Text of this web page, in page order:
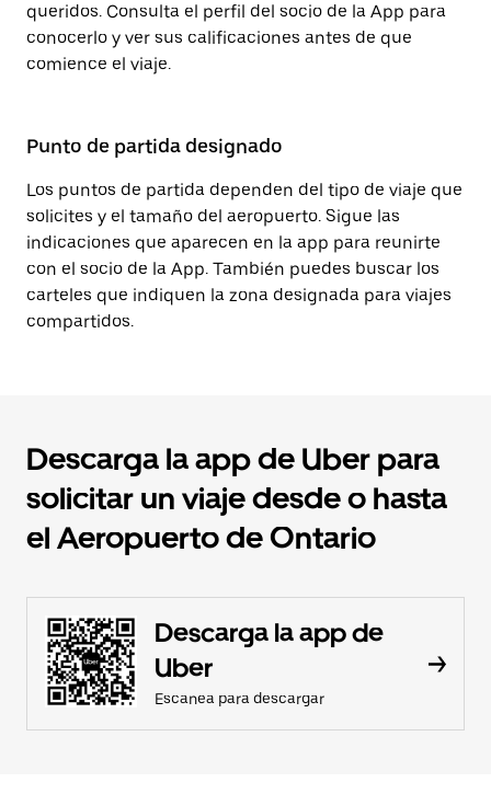
queridos. Consulta el perfil del socio de la App para
conocerlo y ver sus calificaciones antes de que
comience el viaje.
Punto de partida designado
Los puntos de partida dependen del tipo de viaje que
solicites y el tamaño del aeropuerto. Sigue las
indicaciones que aparecen en la app para reunirte
con el socio de la App. También puedes buscar los
carteles que indiquen la zona designada para viajes
compartidos.
Descarga la app de Uber para
solicitar un viaje desde o hasta
el Aeropuerto de Ontario
Descarga la app de
Uber
Escanea para descargar